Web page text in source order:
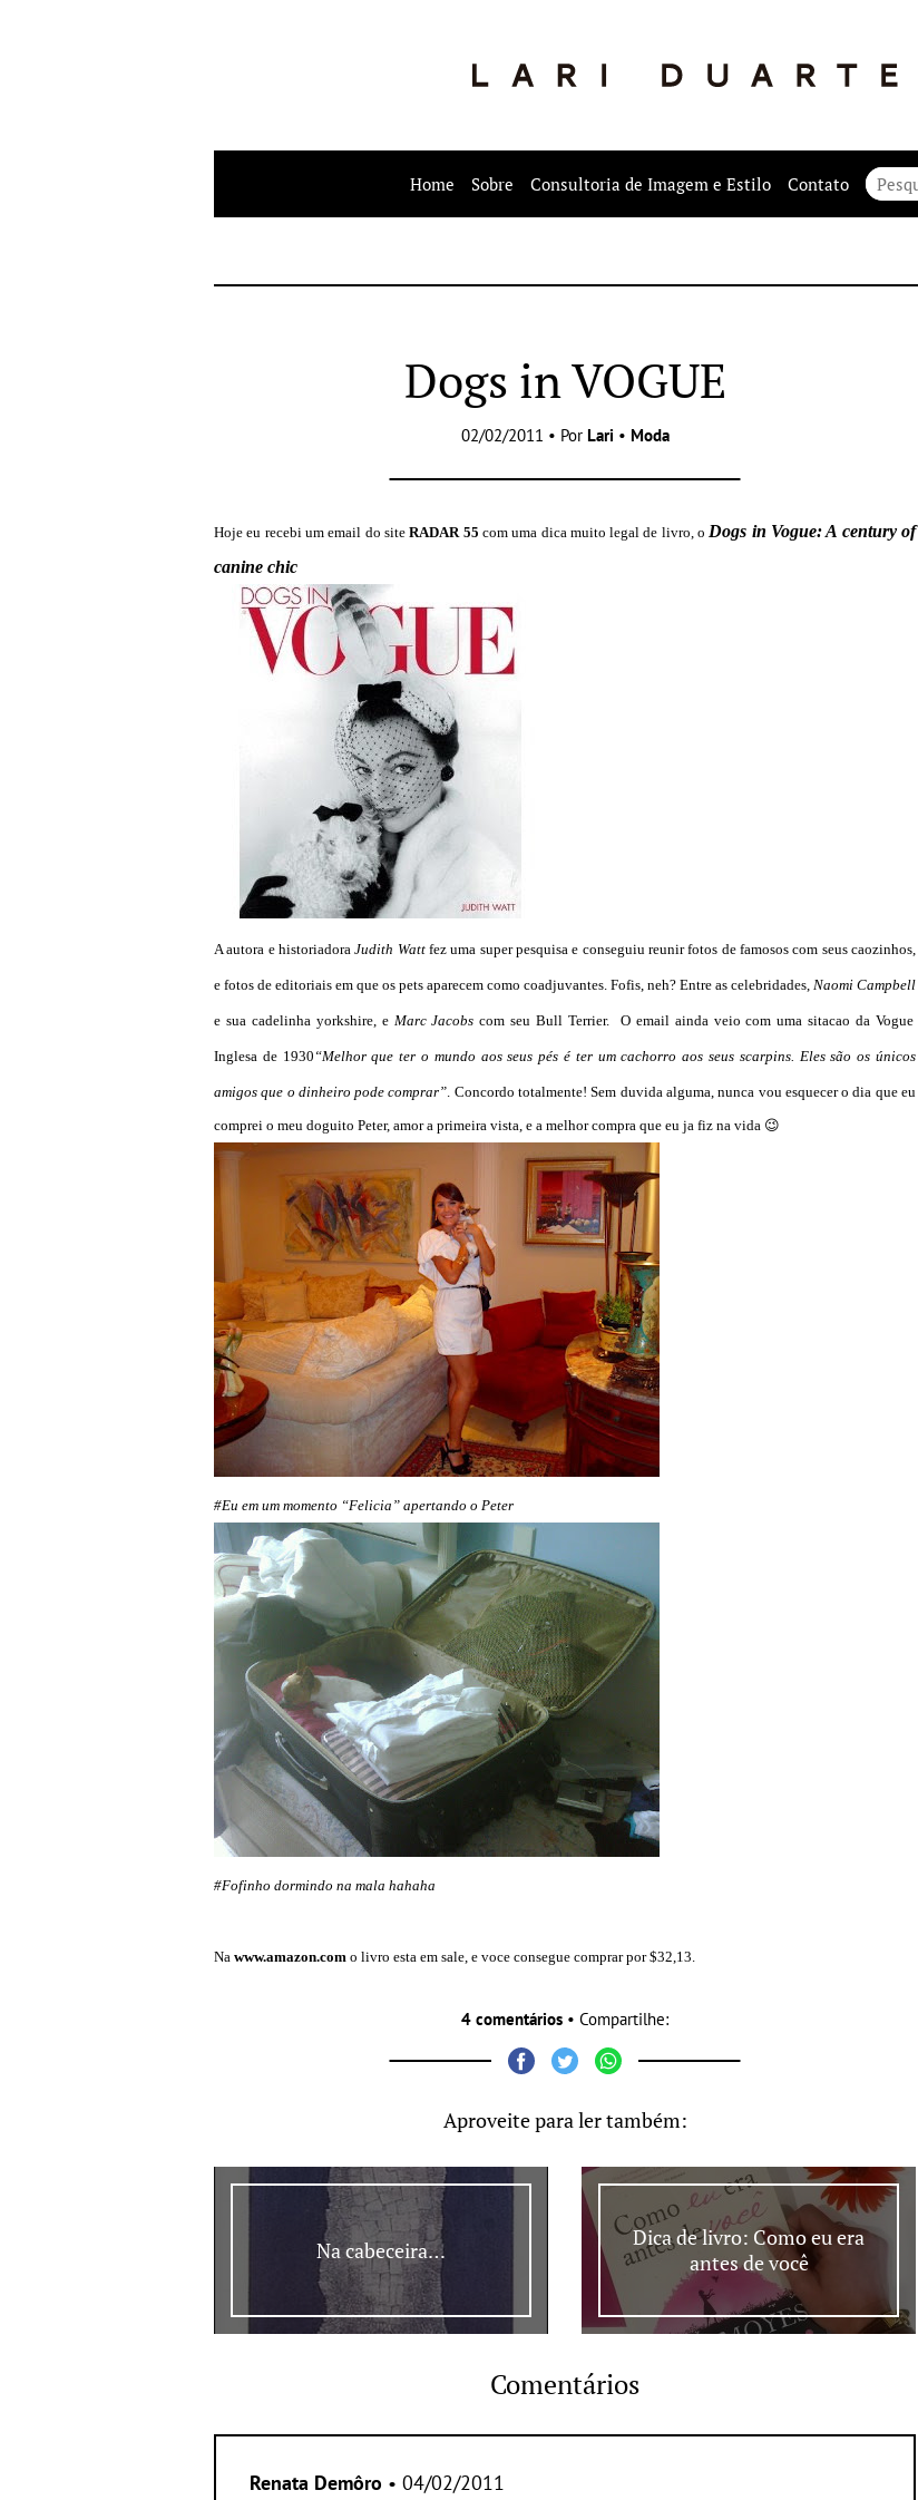
Home Sobre Consultoria de Imagem e Estilo Contato
Dogs in VOGUE
02/02/2011 • Por Lari • Moda
Hoje eu recebi um email do siteRADAR 55 com uma dica muito legal de livro, oDogs in Vogue: A century of
canine chic
A autora e historiadoraJudith Wattfez uma super pesquisa e conseguiu reunir fotos de famosos com seus caozinhos,
e fotos de editoriais em que os pets aparecem como coadjuvantes. Fofis, neh? Entre as celebridades, Naomi Campbell
e sua cadelinha yorkshire, e Marc Jacobs com seu Bull Terrier. O email ainda veio com uma sitacao da Vogue
Inglesa de 1930 “Melhor que ter o mundo aos seus pés é ter um cachorro aos seus scarpins. Eles são os únicos
amigos que o dinheiro pode comprar”. Concordo totalmente! Sem duvida alguma, nunca vou esquecer o dia que eu
comprei o meu doguito Peter, amor a primeira vista, e a melhor compra que eu ja fiz na vida 😉
#Eu em um momento “Felicia” apertando o Peter
#Fofinho dormindo na mala hahaha
Na www.amazon.com o livro esta em sale, e voce consegue comprar por $32,13.
4 comentários • Compartilhe:
Aproveite para ler também:
Na cabeceira…
Dica de livro: Como eu era
antes de você
Comentários
Renata Demôro • 04/02/2011